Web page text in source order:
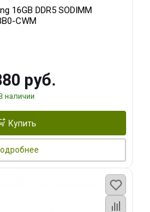
16GB DDR5 SODIMM
CWM
руб.
наличии
Купить